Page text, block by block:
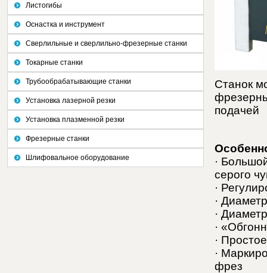
Листогибы
Оснастка и инструмент
Сверлильные и сверлильно-фрезерные станки
Токарные станки
Трубообрабатывающие станки
Установка лазерной резки
Установка плазменной резки
Фрезерные станки
Шлифовальное оборудование
Станок
подачей
·
серого
·
·
·
·
·
·
фрез